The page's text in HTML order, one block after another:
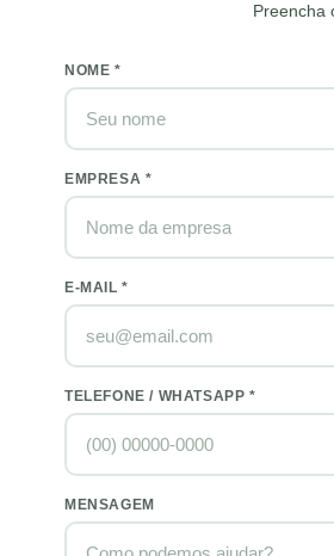
Preencha
NOME *
EMPRESA *
E-MAIL *
TELEFONE / WHATSAPP *
MENSAGEM